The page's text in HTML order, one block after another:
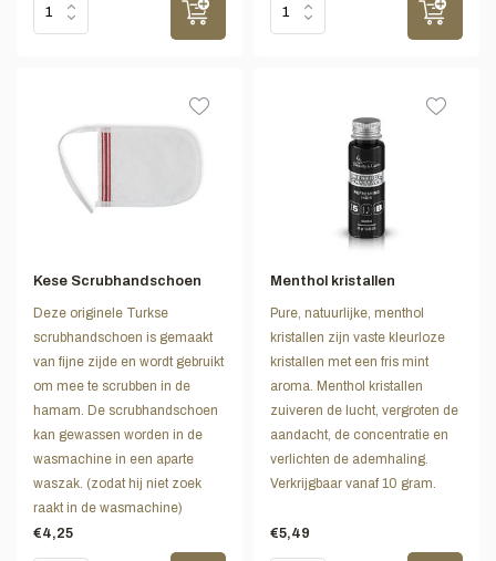
Kese Scrubhandschoen
Deze originele Turkse
scrubhandschoen is gemaakt
van fijne zijde en wordt gebruikt
om mee te scrubben in de
hamam. De scrubhandschoen
kan gewassen worden in de
wasmachine in een aparte
waszak. (zodat hij niet zoek
raakt in de wasmachine)
€4,25
Menthol kristallen
Pure, natuurlijke, menthol
kristallen zijn vaste kleurloze
kristallen met een fris mint
aroma. Menthol kristallen
zuiveren de lucht, vergroten de
aandacht, de concentratie en
verlichten de ademhaling.
Verkrijgbaar vanaf 10 gram.
€5,49